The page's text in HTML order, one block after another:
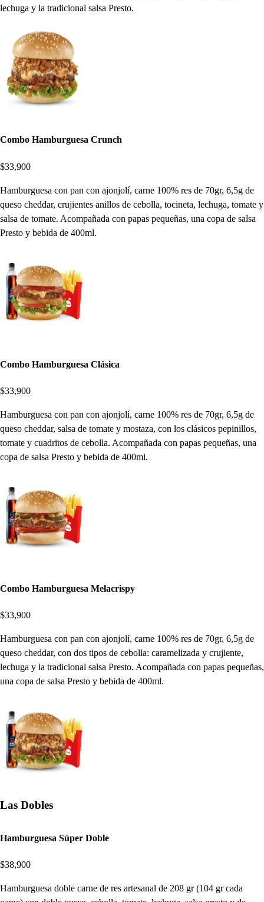
lechuga y la tradicional salsa Presto.
Combo Hamburguesa Crunch
$33,900
Hamburguesa con pan con ajonjolí, carne 100% res de 70gr, 6,5g de
queso cheddar, crujientes anillos de cebolla, tocineta, lechuga, tomate y
salsa de tomate. Acompañada con papas pequeñas, una copa de salsa
Presto y bebida de 400ml.
Combo Hamburguesa Clásica
$33,900
Hamburguesa con pan con ajonjolí, carne 100% res de 70gr, 6,5g de
queso cheddar, salsa de tomate y mostaza, con los clásicos pepinillos,
tomate y cuadritos de cebolla. Acompañada con papas pequeñas, una
copa de salsa Presto y bebida de 400ml.
Combo Hamburguesa Melacrispy
$33,900
Hamburguesa con pan con ajonjolí, carne 100% res de 70gr, 6,5g de
queso cheddar, con dos tipos de cebolla: caramelizada y crujiente,
lechuga y la tradicional salsa Presto. Acompañada con papas pequeñas,
una copa de salsa Presto y bebida de 400ml.
Las Dobles
Hamburguesa Súper Doble
$38,900
Hamburguesa doble carne de res artesanal de 208 gr (104 gr cada